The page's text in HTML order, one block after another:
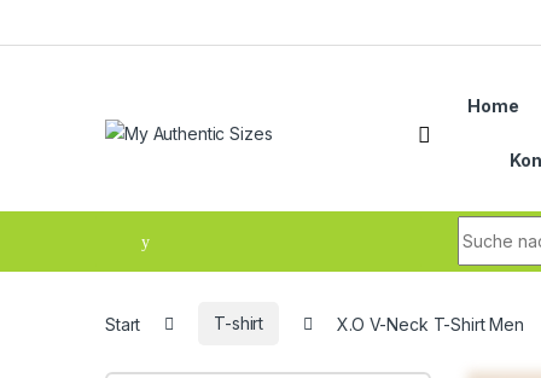
Home
Start T-shirt X.O V-Neck T-Shirt Men